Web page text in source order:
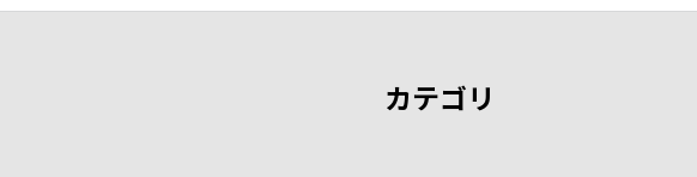
カテゴリ